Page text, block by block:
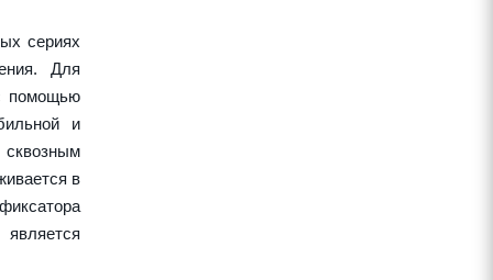
сериях
Для
помощью
и
в